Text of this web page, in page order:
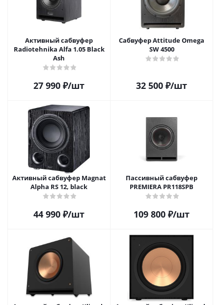
Активный сабвуфер
Radiotehnika Alfa 1.05 Black
Ash
27 990 ₽/шт
Сабвуфер Attitude Omega
SW 4500
32 500 ₽/шт
Активный сабвуфер Magnat
Alpha RS 12, black
44 990 ₽/шт
Пассивный сабвуфер
PREMIERA PR118SPB
109 800 ₽/шт